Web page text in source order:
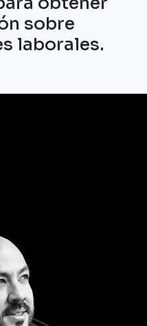
sobre
laborales.